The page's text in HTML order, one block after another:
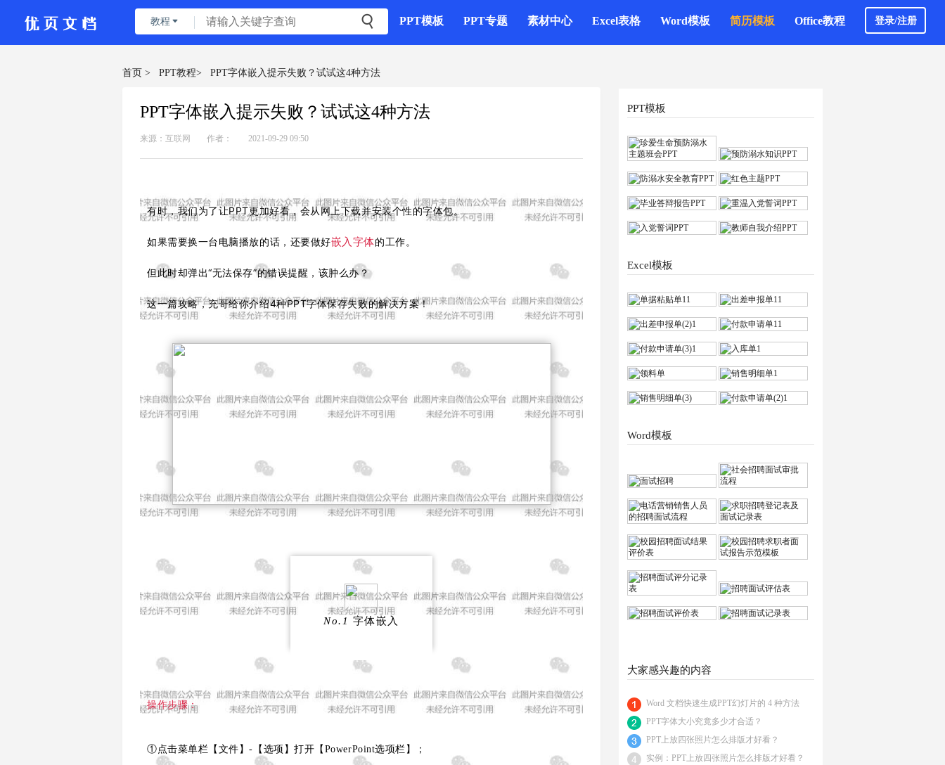
教程   PPT模板 PPT专题 素材中心 Excel表格 Word模板 简历模板 Office教程 登录/注册
首页 > PPT教程> PPT字体嵌入提示失败？试试这4种方法
PPT字体嵌入提示失败？试试这4种方法
来源： 互联网 作者： 2021-09-29 09:50
有时，我们为了让PPT更加好看，会从网上下载并安装个性的字体包。
如果需要换一台电脑播放的话，还要做好嵌入字体的工作。
但此时却弹出“无法保存”的错误提醒，该肿么办？
这一篇攻略，充哥给你介绍4种PPT字体保存失败的解决方案！
No.1 字体嵌入
操作步骤：
①点击菜单栏【文件】-【选项】打开【PowerPoint选项栏】；
PPT模板
Excel模板
Word模板
大家感兴趣的内容
Word 文档快速生成PPT幻灯片的 4 种方法
PPT字体大小究竟多少才合适？
PPT上放四张照片怎么排版才好看？
实例：PPT上放四张照片怎么排版才好看？